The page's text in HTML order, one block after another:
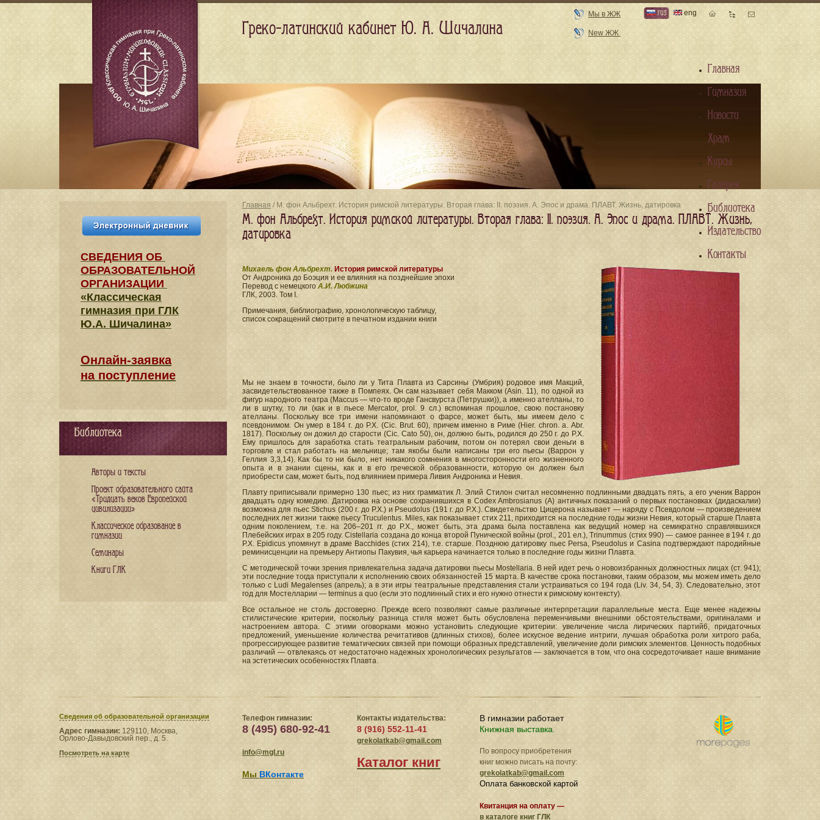
Главная / М. фон Альбрехт. История римской литературы. Вторая глава: II. поэзия. A. Эпос и драма. ПЛАВТ. Жизнь, датировка
М. фон Альбрехт. История римской литературы. Вторая глава: II. поэзия. A. Эпос и драма. ПЛАВТ. Жизнь,
датировка
Михаель фон Альбрехт. История римской литературы
От Андроника до Боэция и ее влияния на позднейшие эпохи
Перевод с немецкого А.И. Любжина
ГЛК, 2003. Том I.
Примечания, библиографию, хронологическую таблицу,
список сокращений смотрите в печатном издании книги
Мы не знаем в точности, было ли у Тита Плавта из Сарсины (Умбрия) родовое имя Макций,
засвидетельствованное также в Помпеях. Он сам называет себя Макком (Asin. 11), по одной из
фигур народного театра (Maccus — что-то вроде Гансвурста (Петрушки)), а именно ателланы, то
ли в шутку, то ли (как и в пьесе Mercator, prol. 9 сл.) вспоминая прошлое, свою постановку
ателланы. Поскольку все три имени напоминают о фарсе, может быть, мы имеем дело с
псевдонимом. Он умер в 184 г. до Р.X. (Cic. Brut. 60), причем именно в Риме (Hier. chron. а. Abr.
1817). Поскольку он дожил до старости (Cic. Cato 50), он, должно быть, родился до 250 г. до Р.X.
Ему пришлось для заработка стать театральным рабочим, потом он потерял свои деньги в
торговле и стал работать на мельнице; там якобы были написаны три его пьесы (Варрон у
Геллия 3,3,14). Как бы то ни было, нет никакого сомнения в многосторонности его жизненного
опыта и в знании сцены, как и в его греческой образованности, которую он должен был
приобрести сам, может быть, под влиянием примера Ливия Андроника и Невия.
Плавту приписывали примерно 130 пьес; из них грамматик Л. Элий Стилон считал несомненно подлинными двадцать пять, а его ученик Варрон
двадцать одну комедию. Датировка на основе сохранившихся в Codex Ambrosianus (А) античных показаний о первых постановках (дидаскалии)
возможна для пьес Stichus (200 г. до Р.X.) и Pseudolus (191 г. до Р.X.). Свидетельство Цицерона называет — наряду с Псевдолом — произведением
последних лет жизни также пьесу Truculentus. Miles, как показывает стих 211, приходится на последние годы жизни Невия, который старше Плавта
одним поколением, т.е. на 206–201 гг. до Р.X., может быть, эта драма была поставлена как ведущий номер на семикратно справлявшихся
Плебейских играх в 205 году. Cistellaria создана до конца второй Пунической войны (prol., 201 ел.), Trinummus (стих 990) — самое раннее в 194 г. до
Р.X. Epidicus упомянут в драме Bacchides (стих 214), т.е. старше. Позднюю датировку пьес Persa, Pseudolus и Casina подтверждают пародийные
реминисценции на премьеру Антиопы Пакувия, чья карьера начинается только в последние годы жизни Плавта.
С методической точки зрения привлекательна задача датировки пьесы Mostellaria. В ней идет речь о новоизбранных должностных лицах (ст. 941);
эти последние тогда приступали к исполнению своих обязанностей 15 марта. В качестве срока постановки, таким образом, мы можем иметь дело
только с Ludi Megalenses (апрель); а в эти игры театральные представления стали устраиваться со 194 года (Liv. 34, 54, 3). Следовательно, этот
год для Мостелларии — terminus а quo (если это подлинный стих и его нужно отнести к римскому контексту).
Все остальное не столь достоверно. Прежде всего позволяют самые различные интерпретации параллельные места. Еще менее надежны
стилистические критерии, поскольку разница стиля может быть обусловлена переменчивыми внешними обстоятельствами, оригиналами и
настроением автора. С этими оговорками можно установить следующие критерии: увеличение числа лирических партий6, придаточных
предложений, уменьшение количества речитативов (длинных стихов), более искусное ведение интриги, лучшая обработка роли хитрого раба,
прогрессирующее развитие тематических связей при помощи образных представлений, увеличение доли римских элементов. Ценность подобных
различий — отвлекаясь от недостаточно надежных хронологических результатов — заключается в том, что она сосредоточивает наше внимание
на эстетических особенностях Плавта.
СВЕДЕНИЯ​ ОБ
ОБРАЗОВАТЕЛЬНОЙ
ОРГАНИЗАЦИИ
«Классическая
гимназия при ГЛК
Ю.А. Шичалина»
Онлайн-заявка
на поступление
Библиотека
Авторы и тексты
Проект образовательного сайта
«Тридцать веков Европейской
цивилизации»
Классическое образование в
гимназии
Семинары
Книги ГЛК
Сведения​ об образовательной организации
Адрес гимназии: 129110, Москва,
Орлово-Давыдовский пер., д. 5.
Посмотреть на карте
Телефон гимназии:
8 (495) 680-92-41
info@mgl.ru
Мы ВКонтакте
Контакты издательства:
8 (916) 552-11-41
grekolatkab@gmail.com
Каталог книг
В гимназии работает
Книжная выставка.
По вопросу приобретения
книг можно писать на почту:
grekolatkab@gmail.com
Оплата банковской картой
Квитанция на оплату —
в каталоге книг ГЛК
Греко-латинский кабинет Ю. А. Шичалина
Мы в ЖЖ
New ЖЖ
rus eng
Главная
Гимназия
Новости
Храм
Курсы
Галерея
Библиотека
Издательство
Контакты